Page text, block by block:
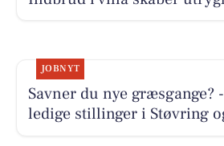
JOBNYT
Savner du nye græsgange?
ledige stillinger i Støvring